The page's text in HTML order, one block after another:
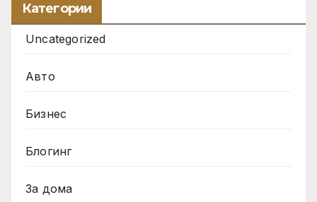
Категории
Uncategorized
Авто
Бизнес
Блогинг
За дома